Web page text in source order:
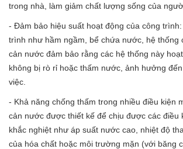
trong nhà, làm giảm chất lượng sống của
- Đảm bảo hiệu suất hoạt động của công
trình như hầm ngầm, bể chứa nước, hệ thống
cản nước đảm bảo rằng các hệ thống này
không bị rò rỉ hoặc thấm nước, ảnh hưởng
việc.
- Khả năng chống thấm trong nhiều điều kiện
cản nước được thiết kế để chịu được các điều
khắc nghiệt như áp suất nước cao, nhiệt độ
của hóa chất hoặc môi trường mặn (với băng